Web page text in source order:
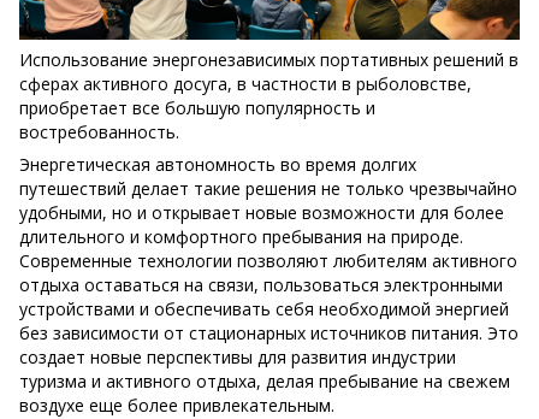
Использование энергонезависимых портативных решений в
сферах активного досуга, в частности в рыболовстве,
приобретает все большую популярность и
востребованность.
Энергетическая автономность во время долгих
путешествий делает такие решения не только чрезвычайно
удобными, но и открывает новые возможности для более
длительного и комфортного пребывания на природе.
Современные технологии позволяют любителям активного
отдыха оставаться на связи, пользоваться электронными
устройствами и обеспечивать себя необходимой энергией
без зависимости от стационарных источников питания. Это
создает новые перспективы для развития индустрии
туризма и активного отдыха, делая пребывание на свежем
воздухе еще более привлекательным.